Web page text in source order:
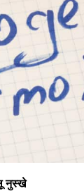
नुस्खे